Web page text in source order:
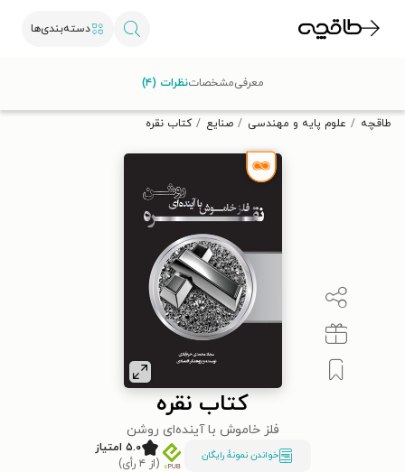
دسته‌بندی‌ها
تخفیف از طاقچه دریافت کن.
طاقچه علوم پایه و مهندسی صنایع کتاب نقره
کتاب نقره
فلز خاموش با آینده‌ای روشن
خواندن نمونۀ رایگان
۵.۰ امتیاز
(از ۴ رأی)
معرفیمشخصاتنظرات (۴)